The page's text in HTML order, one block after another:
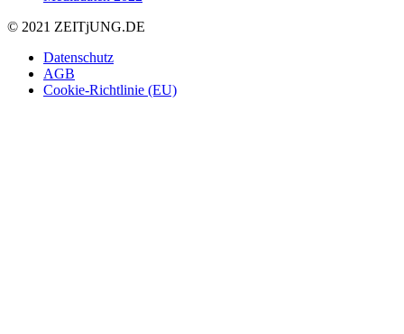
© 2021 ZEITjUNG.DE
Datenschutz
AGB
Cookie-Richtlinie (EU)